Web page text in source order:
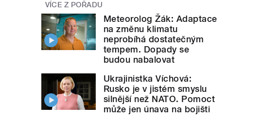
VÍCE Z POŘADU
Meteorolog Žák: Adaptace
na změnu klimatu
neprobíhá dostatečným
tempem. Dopady se
budou nabalovat
Ukrajinistka Víchová:
Rusko je v jistém smyslu
silnější než NATO. Pomoct
může jen únava na bojišti